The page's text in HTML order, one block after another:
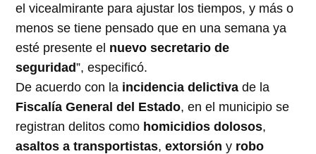
el vicealmirante para ajustar los tiempos, y más o
menos se tiene pensado que en una semana ya
esté presente el nuevo secretario de
seguridad”, especificó.
De acuerdo con la incidencia delictiva de la
Fiscalía General del Estado, en el municipio se
registran delitos como homicidios dolosos,
asaltos a transportistas,extorsión y robo